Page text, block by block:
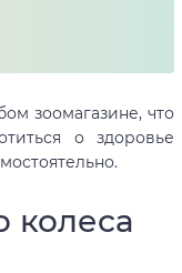
зоомагазине, что
о здоровье
колеса